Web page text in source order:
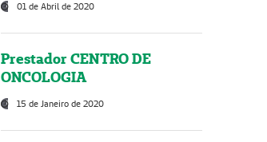
01 de Abril de 2020
Prestador CENTRO DE
ONCOLOGIA
15 de Janeiro de 2020